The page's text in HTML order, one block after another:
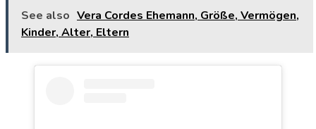
See also Vera Cordes Ehemann, Größe, Vermögen,
Kinder, Alter, Eltern